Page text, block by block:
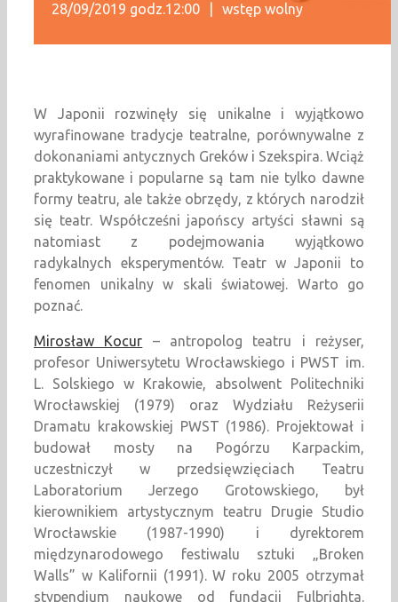
28/09/2019 godz.12:00 wstęp wolny
W Japonii rozwinęły się unikalne i wyjątkowo
wyrafinowane tradycje teatralne, porównywalne z
dokonaniami antycznych Greków i Szekspira. Wciąż
praktykowane i popularne są tam nie tylko dawne
formy teatru, ale także obrzędy, z których narodził
się teatr. Współcześni japońscy artyści sławni są
natomiast z podejmowania wyjątkowo
radykalnych eksperymentów. Teatr w Japonii to
fenomen unikalny w skali światowej. Warto go
poznać.
Mirosław Kocur – antropolog teatru i reżyser,
profesor Uniwersytetu Wrocławskiego i PWST im.
L. Solskiego w Krakowie, absolwent Politechniki
Wrocławskiej (1979) oraz Wydziału Reżyserii
Dramatu krakowskiej PWST (1986). Projektował i
budował mosty na Pogórzu Karpackim,
uczestniczył w przedsięwzięciach Teatru
Laboratorium Jerzego Grotowskiego, był
kierownikiem artystycznym teatru Drugie Studio
Wrocławskie (1987-1990) i dyrektorem
międzynarodowego festiwalu sztuki „Broken
Walls” w Kalifornii (1991). W roku 2005 otrzymał
stypendium naukowe od fundacji Fulbrighta.